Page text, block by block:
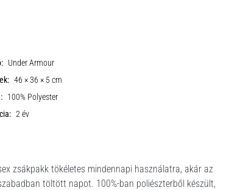
Under Armour
46 × 36 × 5 cm
100% Polyester
2 év
zsákpakk tökéletes mindennapi használatra, akár az
töltött napot. 100%-ban poliészterből készült,